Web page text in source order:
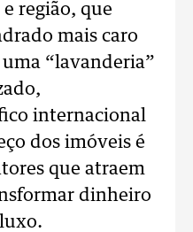
região, que
mais caro
“lavanderia”
internacional
dos imóveis é
que atraem
dinheiro